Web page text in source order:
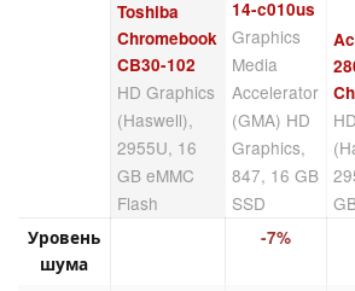
Toshiba
Chromebook
CB30-102
HD Graphics
(Haswell),
2955U, 16
GB eMMC
Flash
14-c010us
Graphics
Media
Accelerator
(GMA) HD
Graphics,
847, 16 GB
SSD
Уровень
шума
-7%